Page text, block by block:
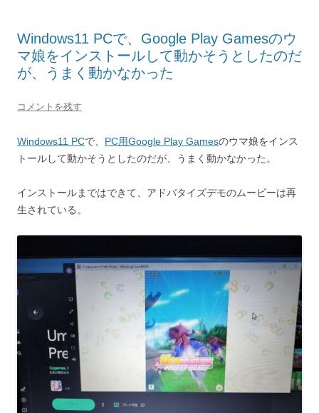
Windows11 PCで、Google Play Gamesのウ
マ娘をインストールして動かそうとしたのだ
が、うまく動かなかった
コメントを残す
Windows11 PCで、 PC用Google Play Gamesのウマ娘をインス
トールして動かそうとしたのだが、うまく動かなかった。
インストールまではできて、アドバタイズデモのムービーは再
生されている。